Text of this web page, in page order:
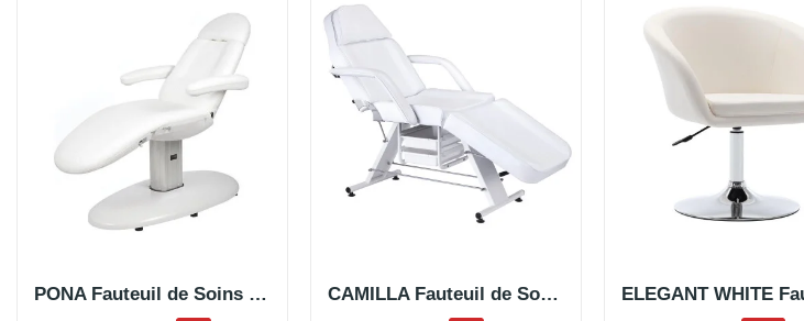
PONA Fauteuil de Soins Electrique 3 Moteurs CAMILLA Fauteuil de Soins Esthétiques Blanc...